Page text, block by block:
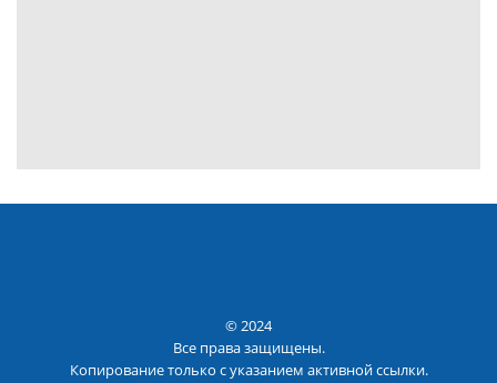
© 2024
Все права защищены.
Копирование только с указанием активной ссылки.